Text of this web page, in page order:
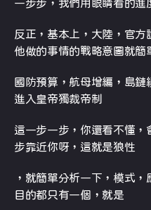
一步步，我們用眼睛看的進
反正，基本上，大陸，官方
他做的事情的戰略意圖就簡
國防預算，航母增編，島鏈
進入皇帝獨裁帝制
這一步一步，你還看不懂
步靠近你呀，這就是狼性
，就簡單分析一下，模式
目的都只有一個，就是